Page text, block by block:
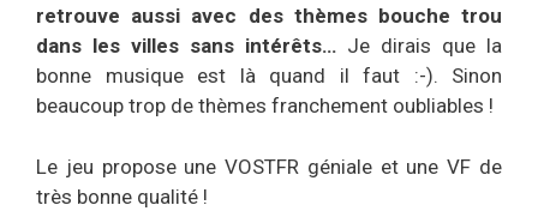
retrouve aussi avec des thèmes bouche trou
dans les villes sans intérêts… Je dirais que la
bonne musique est là quand il faut :-). Sinon
beaucoup trop de thèmes franchement oubliables !
Le jeu propose une VOSTFR géniale et une VF de
très bonne qualité !